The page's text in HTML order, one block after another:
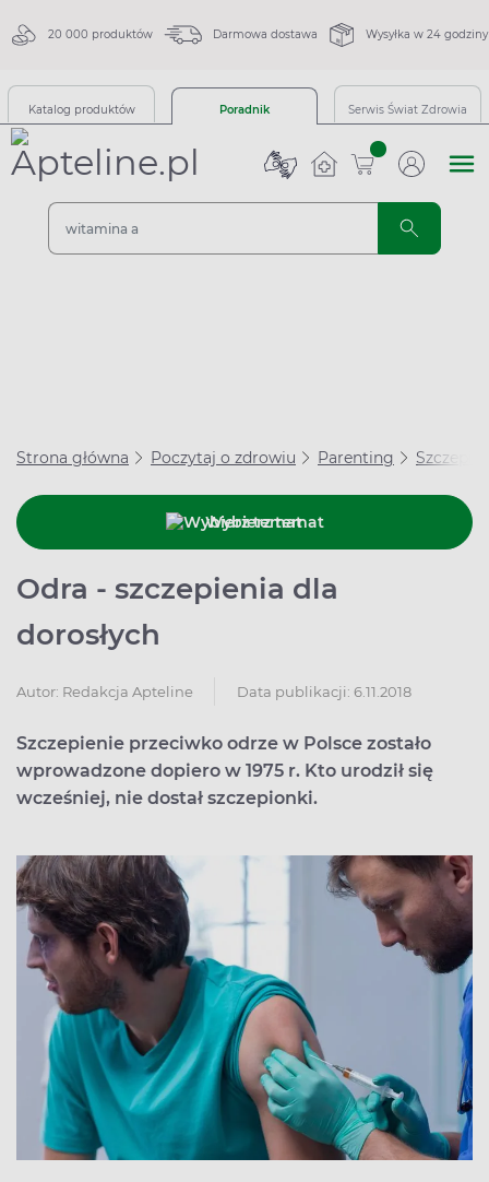
20 000 produktów Darmowa dostawa Wysyłka w 24 godziny
Katalog produktów Poradnik Serwis Świat Zdrowia
sztuk
Strona główna Poczytaj o zdrowiu Parenting
Wybierz temat
Odra - szczepienia dla
dorosłych
Autor: Redakcja Apteline Data publikacji: 6.11.2018
Szczepienie przeciwko odrze w Polsce zostało
wprowadzone dopiero w 1975 r. Kto urodził się
wcześniej, nie dostał szczepionki.